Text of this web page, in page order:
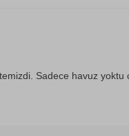
Sadece havuz